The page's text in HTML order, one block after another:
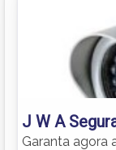
J W A
Garanta agora